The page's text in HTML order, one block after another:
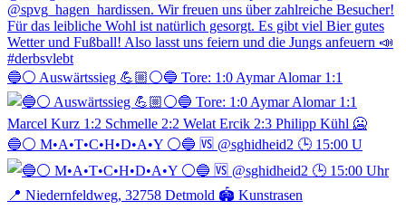
🔵⚪️ Auswärtssieg 💪🏼⚪️🔵 Tore: 1:0 Aymar Alomar 1:1
🔵⚪️ M•A•T•C•H•D•A•Y ⚪️🔵 🆚 @sghidheid2 🕒 15:00 U